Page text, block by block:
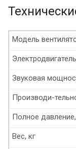
Модель
Электродвигатель
Полное
Вес, кг